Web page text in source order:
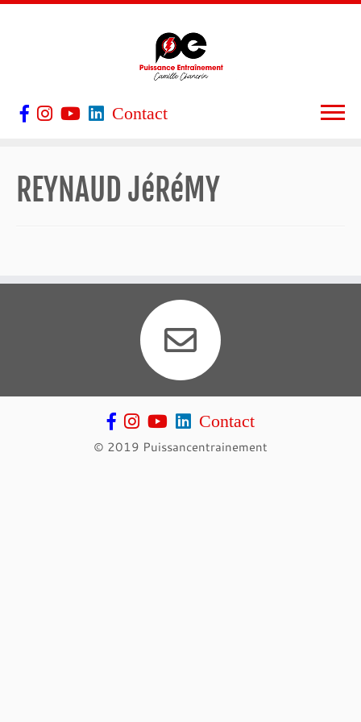
Contact
REYNAUD JéRéMY
Contact
© 2019 Puissancentrainement